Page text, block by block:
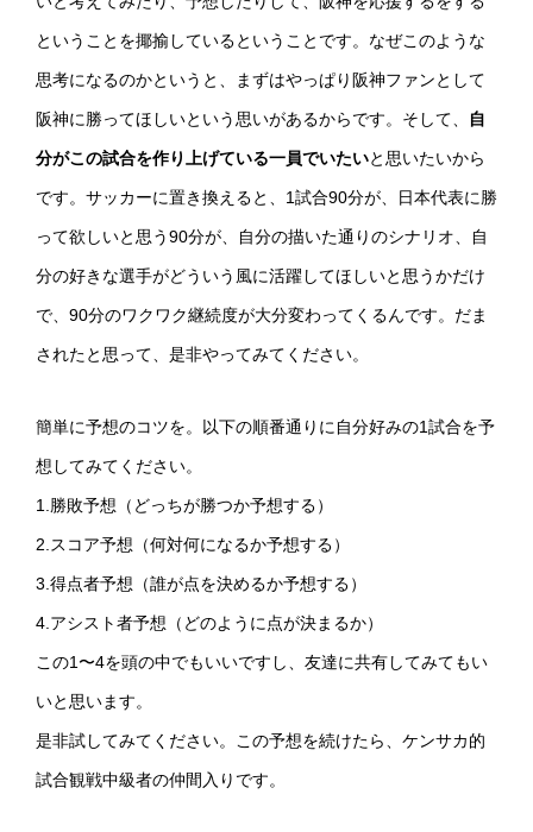
ということを揶揄しているということです。なぜこのような
思考になるのかというと、まずはやっぱり阪神ファンとして
阪神に勝ってほしいという思いがあるからです。そして、 自
分がこの試合を作り上げている一員でいたいと思いたいから
です。サッカーに置き換えると、1試合90分が、日本代表に勝
って欲しいと思う90分が、自分の描いた通りのシナリオ、自
分の好きな選手がどういう風に活躍してほしいと思うかだけ
で、90分のワクワク継続度が大分変わってくるんです。だま
されたと思って、是非やってみてください。
簡単に予想のコツを。以下の順番通りに自分好みの1試合を予
想してみてください。
1.勝敗予想（どっちが勝つか予想する）
2.スコア予想（何対何になるか予想する）
3.得点者予想（誰が点を決めるか予想する）
4.アシスト者予想（どのように点が決まるか）
この1〜4を頭の中でもいいですし、友達に共有してみてもい
いと思います。
是非試してみてください。この予想を続けたら、ケンサカ的
試合観戦中級者の仲間入りです。